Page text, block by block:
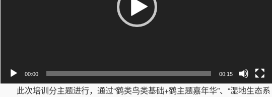
00:00 00:15
此次培训分主题进行，通过“鹤类鸟类基础+鹤主题嘉年华”、“湿地生态系